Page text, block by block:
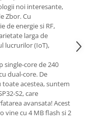
noi interesante,
Zbor. Cu
de energie si RF,
larga de
lucrurilor (IoT),
single-core de 240
dual-core. De
acestea, suntem
S2, care
avansata! Acest
vine cu 4 MB flash si 2